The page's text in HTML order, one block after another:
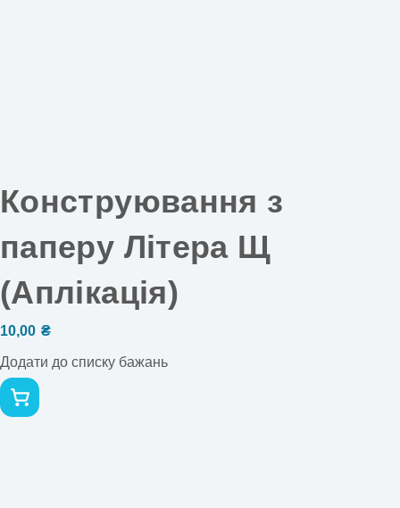
Конструювання з
паперу Літера Щ
(Аплікація)
10,00 ₴
Додати до списку бажань